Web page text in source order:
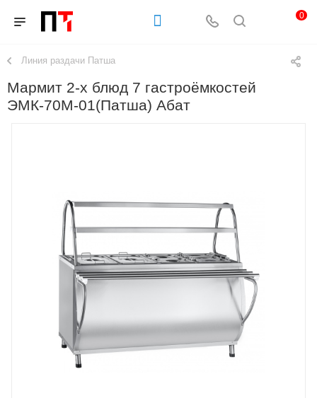
0
Линия раздачи Патша
Мармит 2-х блюд 7 гастроёмкостей
ЭМК-70М-01(Патша) Абат